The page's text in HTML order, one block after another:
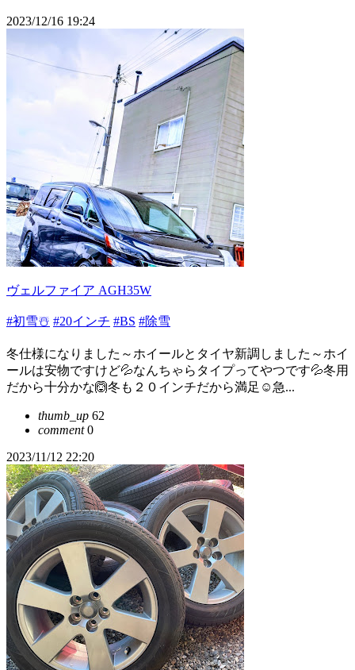
2023/12/16 19:24
ヴェルファイア AGH35W
#初雪☃️ #20インチ #BS #除雪
冬仕様になりました～ホイールとタイヤ新調しました～ホイ
ールは安物ですけど💦なんちゃらタイプってやつです💦冬用
だから十分かな🙆冬も２０インチだから満足☺️急...
thumb_up 62
comment0
2023/11/12 22:20